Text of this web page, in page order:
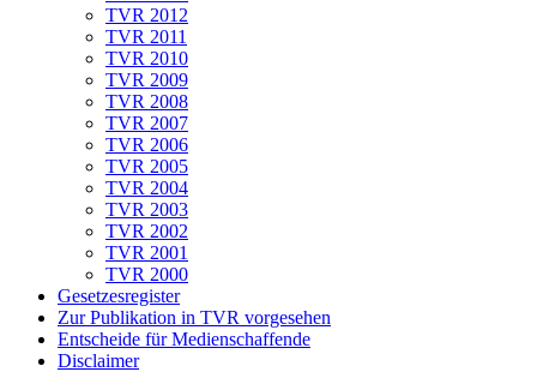
TVR 2012
TVR 2011
TVR 2010
TVR 2009
TVR 2008
TVR 2007
TVR 2006
TVR 2005
TVR 2004
TVR 2003
TVR 2002
TVR 2001
TVR 2000
Gesetzesregister
Zur Publikation in TVR vorgesehen
Entscheide für Medienschaffende
Disclaimer